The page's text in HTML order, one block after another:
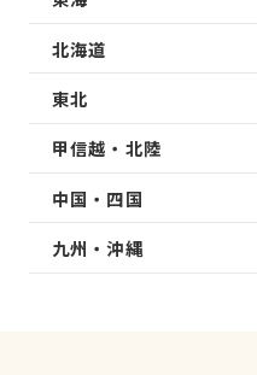
北海道
東北
甲信越・北陸
中国・四国
九州・沖縄